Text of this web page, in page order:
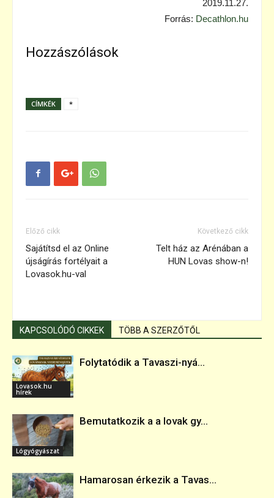
2019.11.27.
Forrás: Decathlon.hu
Hozzászólások
CÍMKÉK *
Előző cikk
Sajátítsd el az Online
újságírás fortélyait a
Lovasok.hu-val
Következő cikk
Telt ház az Arénában a
HUN Lovas show-n!
KAPCSOLÓDÓ CIKKEK TÖBB A SZERZŐTŐL
Lovasok.hu
hírek
Folytatódik a Tavaszi-nyá...
Lógyógyászat
Bemutatkozik a a lovak gy...
Hamarosan érkezik a Tavas...